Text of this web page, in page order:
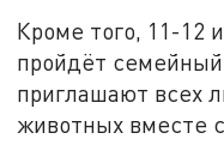
Кроме того, 11-12
пройдёт
приглашают всех
животных вместе